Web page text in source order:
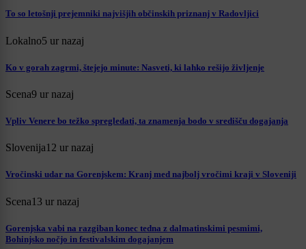
To so letošnji prejemniki najvišjih občinskih priznanj v Radovljici
Lokalno5 ur nazaj
Ko v gorah zagrmi, štejejo minute: Nasveti, ki lahko rešijo življenje
Scena9 ur nazaj
Vpliv Venere bo težko spregledati, ta znamenja bodo v središču dogajanja
Slovenija12 ur nazaj
Vročinski udar na Gorenjskem: Kranj med najbolj vročimi kraji v Sloveniji
Scena13 ur nazaj
Gorenjska vabi na razgiban konec tedna z dalmatinskimi pesmimi,
Bohinjsko nočjo in festivalskim dogajanjem